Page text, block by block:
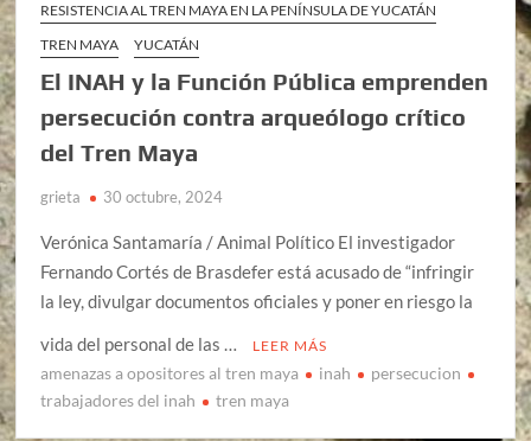
RESISTENCIA AL TREN MAYA EN LA PENÍNSULA DE YUCATÁN
TREN MAYA
YUCATÁN
El INAH y la Función Pública emprenden
persecución contra arqueólogo crítico
del Tren Maya
grieta 30 octubre, 2024
Verónica Santamaría / Animal Político El investigador
Fernando Cortés de Brasdefer está acusado de “infringir
la ley, divulgar documentos oficiales y poner en riesgo la
vida del personal de las …
LEER MÁS
amenazas a opositores al tren maya inah
persecucion
trabajadores del inah
tren maya